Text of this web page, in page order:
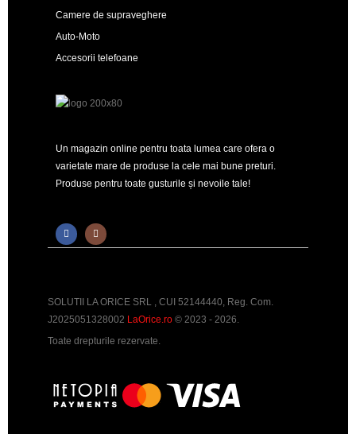
Camere de supraveghere
Auto-Moto
Accesorii telefoane
Un magazin online pentru toata lumea care ofera o
varietate mare de produse la cele mai bune preturi.
Produse pentru toate gusturile și nevoile tale!
SOLUTII LA ORICE SRL , CUI 52144440, Reg. Com.
J2025051328002 LaOrice.ro © 2023 - 2026.
Toate drepturile rezervate.